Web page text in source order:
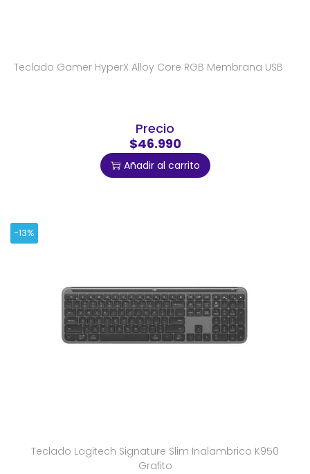
Teclado Gamer HyperX Alloy Core RGB Membrana USB
Precio
$46.990
Añadir al carrito
-13%
Teclado Logitech Signature Slim Inalambrico K950
Grafito